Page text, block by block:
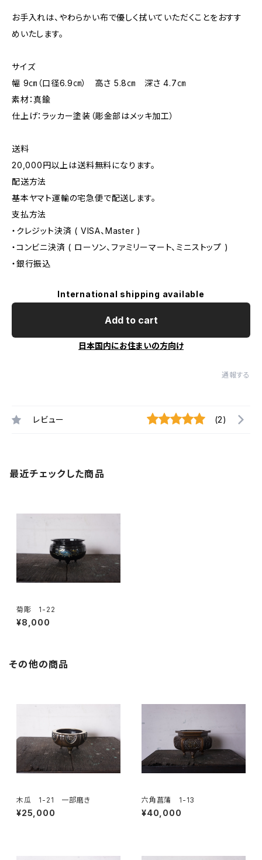
お手入れは、やわらかい布で優しく拭いていただくことをおすす
めいたします。
サイズ
幅 9㎝（口径6.9㎝） 高さ 5.8㎝ 深さ 4.7㎝
素材：真鍮
仕上げ：ラッカー塗装（彫金部はメッキ加工）
送料
20,000円以上は送料無料になります。
配送方法
基本ヤマト運輸の宅急便で配送します。
支払方法
・クレジット決済 ( VISA、Master )
・コンビニ決済 ( ローソン、ファミリーマート、ミニストップ )
・銀行振込
International shipping available
Add to cart
日本国内にお住まいの方向け
通報する
レビュー (2)
最近チェックした商品
菊彫 1-22
¥8,000
その他の商品
木瓜 1-21 一部磨き
¥25,000
六角菖蒲 1-13
¥40,000